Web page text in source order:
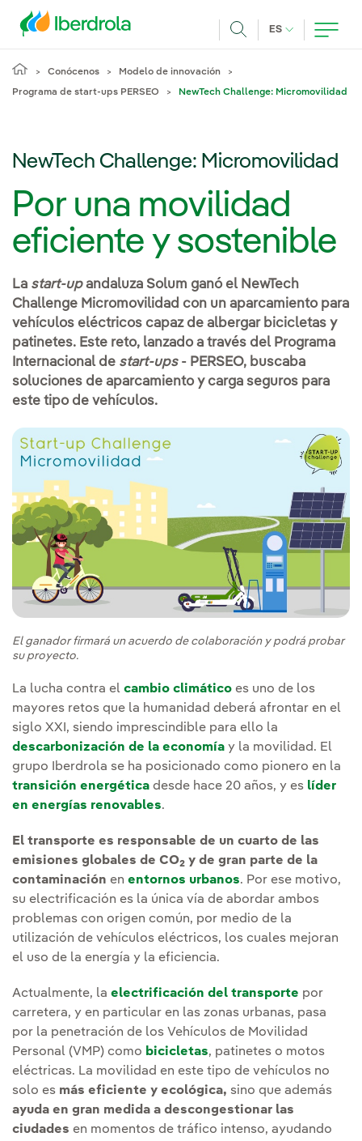
ES IDIOMA
Conócenos Modelo de innovación
Programa de start-ups PERSEO NewTech Challenge: Micromovilidad
NewTech Challenge: Micromovilidad
Por una movilidad
eficiente y sostenible
La start-upandaluza Solum ganó el NewTech
Challenge Micromovilidad con un aparcamiento para
vehículos eléctricos capaz de albergar bicicletas y
patinetes. Este reto, lanzado a través del Programa
Internacional de start-ups- PERSEO, buscaba
soluciones de aparcamiento y carga seguros para
este tipo de vehículos.
El ganador firmará un acuerdo de colaboración y podrá probar
su proyecto.
La lucha contra el cambio climático es uno de los
mayores retos que la humanidad deberá afrontar en el
siglo XXI, siendo imprescindible para ello la
descarbonización de la economía y la movilidad. El
grupo Iberdrola se ha posicionado como pionero en la
transición energética desde hace 20 años, y es líder
en energías renovables.
El transporte es responsable de un cuarto de las
emisiones globales de CO2 y de gran parte de la
contaminación en entornos urbanos. Por ese motivo,
su electrificación es la única vía de abordar ambos
problemas con origen común, por medio de la
utilización de vehículos eléctricos, los cuales mejoran
el uso de la energía y la eficiencia.
Actualmente, la electrificación del transporte por
carretera, y en particular en las zonas urbanas, pasa
por la penetración de los Vehículos de Movilidad
Personal (VMP) como bicicletas, patinetes o motos
eléctricas. La movilidad en este tipo de vehículos no
solo es más eficiente y ecológica, sino que además
ayuda en gran medida a descongestionar las
ciudades en momentos de tráfico intenso, ayudando